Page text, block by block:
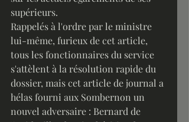
supérieurs.
Rappelés à l'ordre par le ministre
lui-même, furieux de cet article,
tous les fonctionnaires du service
s'attèlent à la résolution rapide du
dossier, mais cet article de journal a
hélas fourni aux Sombernon un
nouvel adversaire : Bernard de